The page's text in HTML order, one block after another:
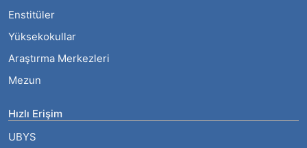
Enstitüler
Yüksekokullar
Araştırma Merkezleri
Mezun
Hızlı Erişim
UBYS